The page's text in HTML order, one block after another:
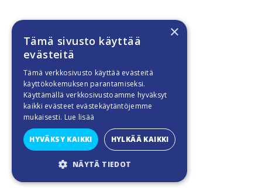
×
Tämä sivusto käyttää
evästeitä
Tämä verkkosivusto käyttää evästeitä
käyttökokemuksen parantamiseksi.
Käyttämällä verkkosivustoamme hyväksyt
kaikki evästeet evästekäytäntöjemme
mukaisesti. Lue lisää
HYVÄKSY KAIKKI HYLKÄÄ KAIKKI
NÄYTÄ TIEDOT
SUORITUSKYVYLLISET